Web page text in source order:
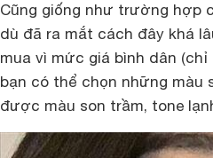
Cũng giống như trường hợp
dù đã ra mắt cách đây khá
mua vì mức giá bình dân (chỉ
bạn có thể chọn những
được màu son trầm, tone